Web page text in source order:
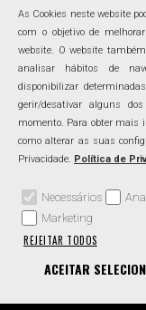
As Cookies neste website
com o objetivo de
website. O website
analisar hábitos de
disponibilizar
gerir/desativar alguns
momento. Para obter mais
como alterar as suas
Privacidade. Política de
Necessários
Marketing
REJEITAR TODOS
ACEITAR